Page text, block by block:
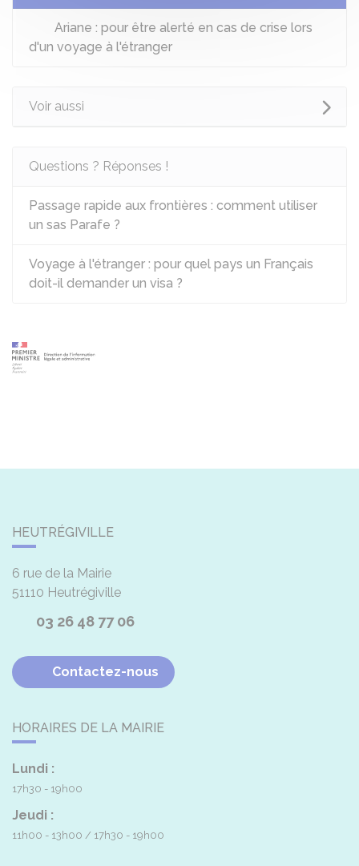
Ariane : pour être alerté en cas de crise lors
d'un voyage à l'étranger
Voir aussi
Questions ? Réponses !
Passage rapide aux frontières : comment utiliser
un sas Parafe ?
Voyage à l'étranger : pour quel pays un Français
doit-il demander un visa ?
HEUTRÉGIVILLE
6 rue de la Mairie
51110 Heutrégiville
03 26 48 77 06
Contactez-nous
HORAIRES DE LA MAIRIE
Lundi :
17h30 - 19h00
Jeudi :
11h00 - 13h00 17h30 - 19h00